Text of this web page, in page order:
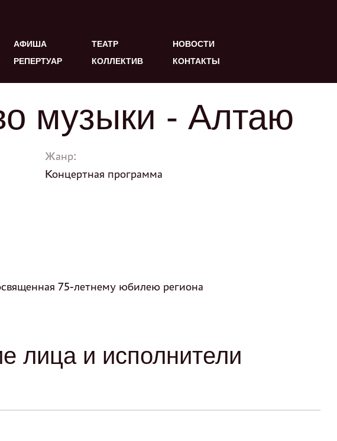
АФИША
РЕПЕРТУАР
ТЕАТР
КОЛЛЕКТИВ
НОВОСТИ
КОНТАКТЫ
музыки - Алтаю
Жанр:
Концертная программа
75-летнему юбилею региона
лица и исполнители